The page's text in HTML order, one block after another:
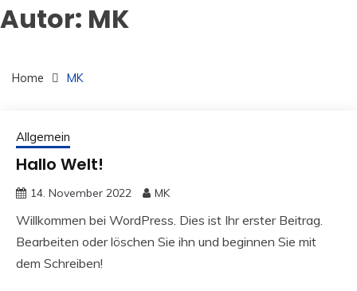
Autor: MK
Home MK
Allgemein
Hallo Welt!
14. November 2022 MK
Willkommen bei WordPress. Dies ist Ihr erster Beitrag.
Bearbeiten oder löschen Sie ihn und beginnen Sie mit
dem Schreiben!